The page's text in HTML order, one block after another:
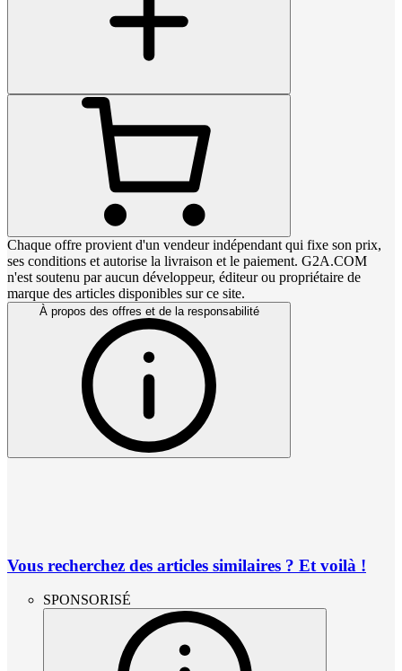
Chaque offre provient d'un vendeur indépendant qui fixe son prix,
ses conditions et autorise la livraison et le paiement. G2A.COM
n'est soutenu par aucun développeur, éditeur ou propriétaire de
marque des articles disponibles sur ce site.
À propos des offres et de la responsabilité
Vous recherchez des articles similaires ? Et voilà !
SPONSORISÉ